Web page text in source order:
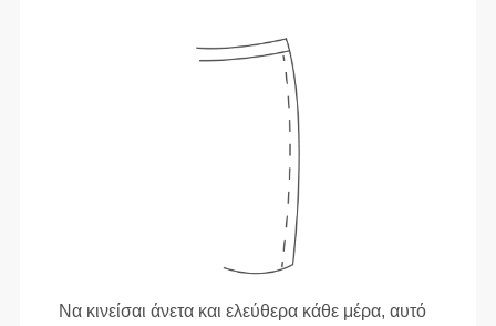
Να κινείσαι άνετα και ελεύθερα κάθε μέρα, αυτό